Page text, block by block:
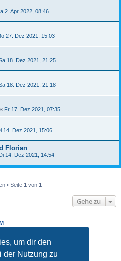
um dir den
der Nutzung zu
2. Apr 2022, 08:46
27. Dez 2021, 15:03
18. Dez 2021, 21:25
18. Dez 2021, 21:18
« Fr 17. Dez 2021, 07:35
14. Dez 2021, 15:06
Florian
Di 14. Dez 2021, 14:54
• Seite 1 von 1
Gehe zu
Forum erstellen.
nichtändern.
nicht löschen.